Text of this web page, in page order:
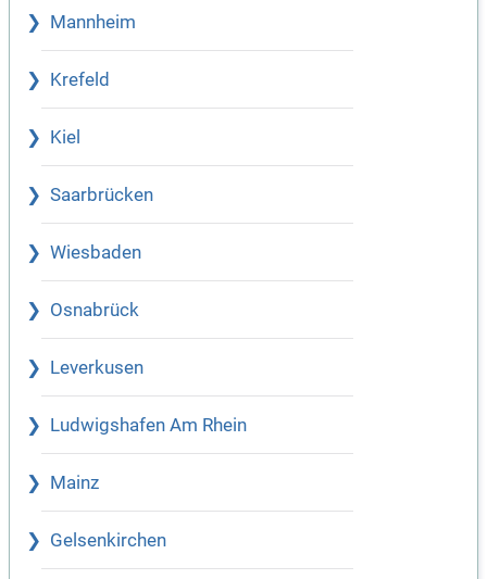
Mannheim
Krefeld
Kiel
Saarbrücken
Wiesbaden
Osnabrück
Leverkusen
Ludwigshafen Am Rhein
Mainz
Gelsenkirchen